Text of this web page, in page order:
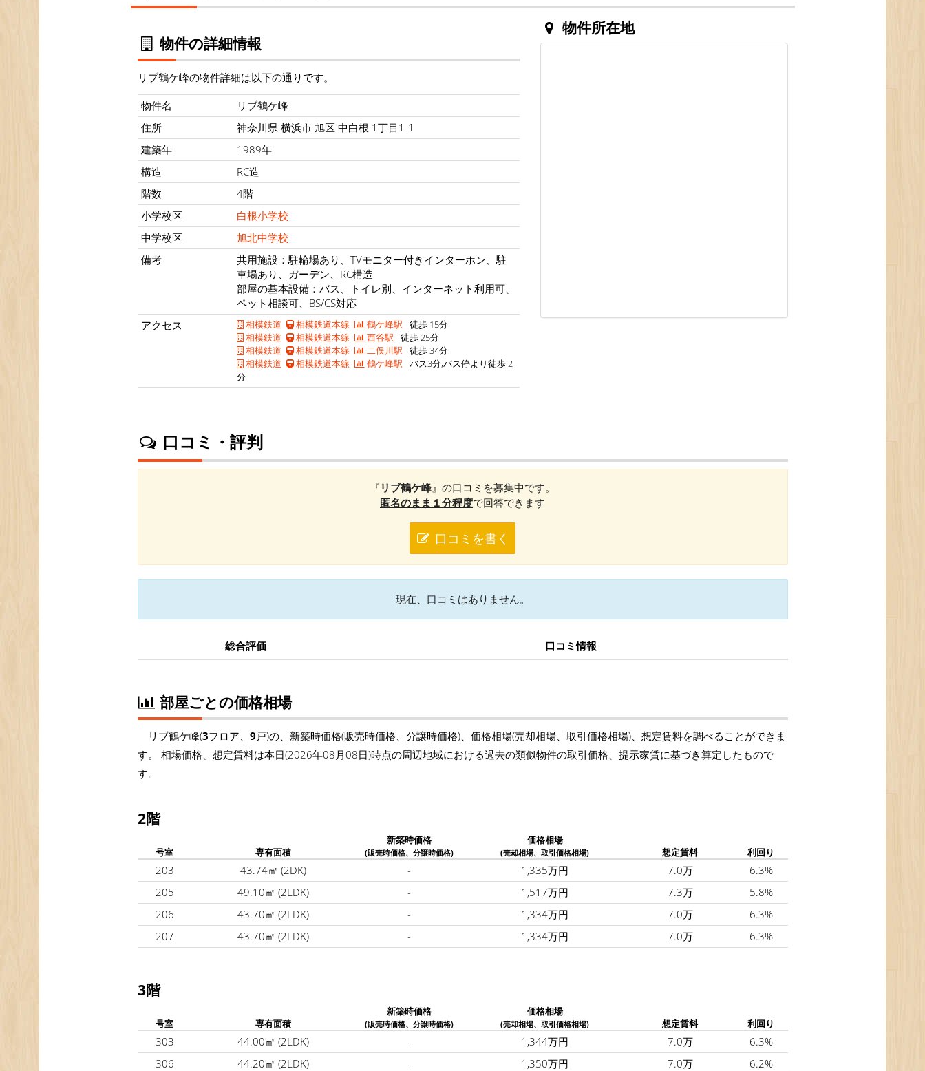
物件の詳細情報
リブ鶴ケ峰の物件詳細は以下の通りです。
物件名
リブ鶴ケ峰
住所
神奈川県 横浜市 旭区 中白根 1丁目1-1
建築年
1989年
構造
RC造
階数
4階
小学校区
白根小学校
中学校区
旭北中学校
備考
共用施設：駐輪場あり、TVモニター付きインターホン、駐
車場あり、ガーデン、RC構造
部屋の基本設備：バス、トイレ別、インターネット利用可、
ペット相談可、BS/CS対応
アクセス
相模鉄道 相模鉄道本線 鶴ケ峰駅 徒歩 15分
相模鉄道
相模鉄道本線 西谷駅 徒歩 25分
相模鉄道
相模鉄道本線 二俣川駅 徒歩 34分
相模鉄道
相模鉄道本線 鶴ケ峰駅 バス3分,バス停より徒歩 2
分
物件所在地
口コミ・評判
『 リブ鶴ケ峰』の口コミを募集中です。
匿名のまま１分程度で回答できます
口コミを書く
現在、口コミはありません。
総合評価 口コミ情報
部屋ごとの価格相場
リブ鶴ケ峰(3フロア、 9戸)の、新築時価格(販売時価格、分譲時価格)、価格相場(売却相場、取引価格相場)、想定賃料を調べることができま
す。 相場価格、想定賃料は本日(2026年08月08日)時点の周辺地域における過去の類似物件の取引価格、提示家賃に基づき算定したもので
す。
2階
号室 専有面積
新築時価格
(販売時価格、分譲時価格)
価格相場
(売却相場、取引価格相場) 想定賃料 利回り
203 43.74㎡ (2DK) - 1,335万円 7.0万
6.3%
205
49.10㎡ (2LDK) - 1,517万円 7.3万
5.8%
206
43.70㎡ (2LDK) - 1,334万円 7.0万
6.3%
207
43.70㎡ (2LDK) - 1,334万円 7.0万 6.3%
3階
号室 専有面積
新築時価格
(販売時価格、分譲時価格)
価格相場
(売却相場、取引価格相場) 想定賃料 利回り
303 44.00㎡ (2LDK) - 1,344万円 7.0万
6.3%
306
44.20㎡ (2LDK) - 1,350万円 7.0万
6.2%